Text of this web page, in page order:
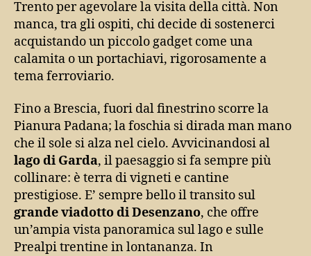
Trento per agevolare la visita della città. Non
manca, tra gli ospiti, chi decide di sostenerci
acquistando un piccolo gadget come una
calamita o un portachiavi, rigorosamente a
tema ferroviario.
Fino a Brescia, fuori dal finestrino scorre la
Pianura Padana; la foschia si dirada man mano
che il sole si alza nel cielo. Avvicinandosi al
lago di Garda, il paesaggio si fa sempre più
collinare: è terra di vigneti e cantine
prestigiose. E’ sempre bello il transito sul
grande viadotto di Desenzano, che offre
un’ampia vista panoramica sul lago e sulle
Prealpi trentine in lontananza. In